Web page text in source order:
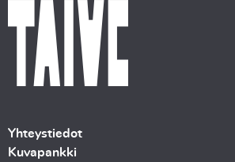
Yhteystiedot
Kuvapankki